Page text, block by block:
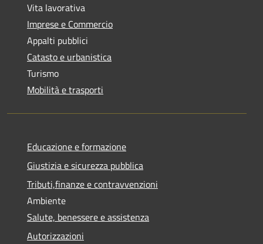
Vita lavorativa
Imprese e Commercio
Appalti pubblici
Catasto e urbanistica
Turismo
Mobilità e trasporti
Educazione e formazione
Giustizia e sicurezza pubblica
Tributi,finanze e contravvenzioni
Ambiente
Salute, benessere e assistenza
Autorizzazioni